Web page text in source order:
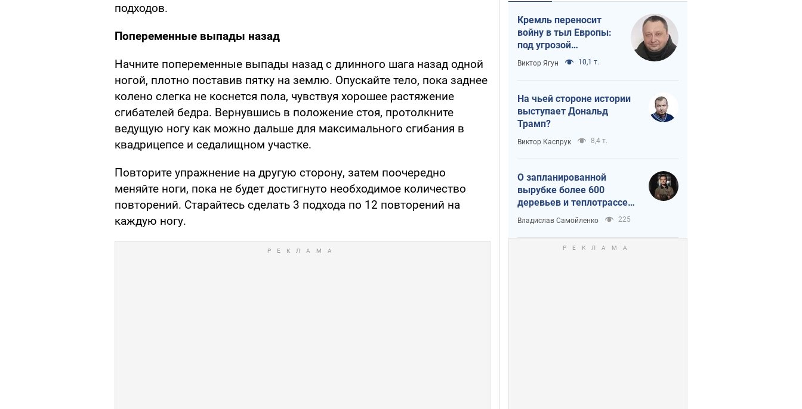
подходов.
Попеременные выпады назад
Начните попеременные выпады назад с длинного шага назад одной
ногой, плотно поставив пятку на землю. Опускайте тело, пока заднее
колено слегка не коснется пола, чувствуя хорошее растяжение
сгибателей бедра. Вернувшись в положение стоя, протолкните
ведущую ногу как можно дальше для максимального сгибания в
квадрицепсе и седалищном участке.
Повторите упражнение на другую сторону, затем поочередно
меняйте ноги, пока не будет достигнуто необходимое количество
повторений. Старайтесь сделать 3 подхода по 12 повторений на
каждую ногу.
Кремль переносит
войну в тыл Европы:
под угрозой
критическая
логистика
Виктор Ягун 10,1 т.
На чьей стороне истории
выступает Дональд
Трамп?
Виктор Каспрук 8,4 т.
О запланированной
вырубке более 600
деревьев и теплотрассе:
что происходит на
Теремках в Киеве
Владислав Самойленко 225